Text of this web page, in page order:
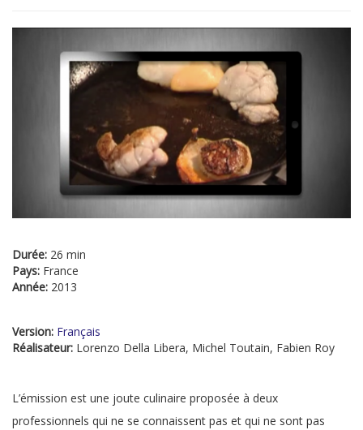
Durée: 26 min
Pays: France
Année: 2013
Version: Français
Réalisateur: Lorenzo Della Libera, Michel Toutain, Fabien Roy
L’émission est une joute culinaire proposée à deux
professionnels qui ne se connaissent pas et qui ne sont pas